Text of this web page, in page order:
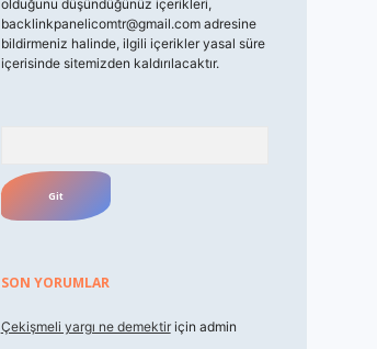
olduğunu düşündüğünüz içerikleri,
backlinkpanelicomtr@gmail.comadresine
bildirmeniz halinde, ilgili içerikler yasal süre
içerisinde sitemizden kaldırılacaktır.
SON YORUMLAR
Çekişmeli yargı ne demektiriçin admin